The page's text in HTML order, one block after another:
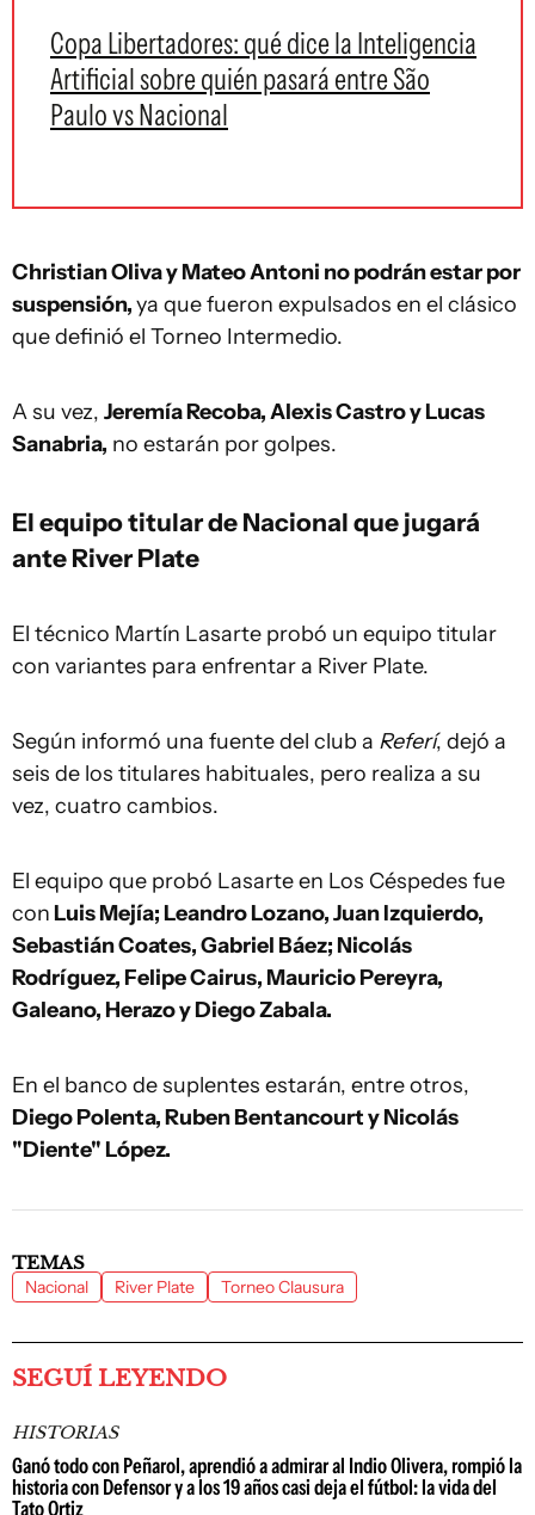
Copa Libertadores: qué dice la Inteligencia
Artificial sobre quién pasará entre São
Paulo vs Nacional
Christian Oliva y Mateo Antoni no podrán estar por
suspensión,ya que fueron expulsados en el clásico
que definió el Torneo Intermedio.
A su vez, Jeremía Recoba, Alexis Castro y Lucas
Sanabria, no estarán por golpes.
El equipo titular de Nacional que jugará
ante River Plate
El técnico Martín Lasarte probó un equipo titular
con variantes para enfrentar a River Plate.
Según informó una fuente del club a Referí, dejó a
seis de los titulares habituales, pero realiza a su
vez, cuatro cambios.
El equipo que probó Lasarte en Los Céspedes fue
con Luis Mejía; Leandro Lozano, Juan Izquierdo,
Sebastián Coates, Gabriel Báez; Nicolás
Rodríguez, Felipe Cairus, Mauricio Pereyra,
Galeano, Herazo y Diego Zabala.
En el banco de suplentes estarán, entre otros,
Diego Polenta, Ruben Bentancourt y Nicolás
"Diente" López.
TEMAS
Nacional River Plate Torneo Clausura
SEGUÍ LEYENDO
HISTORIAS
Ganó todo con Peñarol, aprendió a admirar al Indio Olivera, rompió la
historia con Defensor y a los 19 años casi deja el fútbol: la vida del
Tato Ortiz